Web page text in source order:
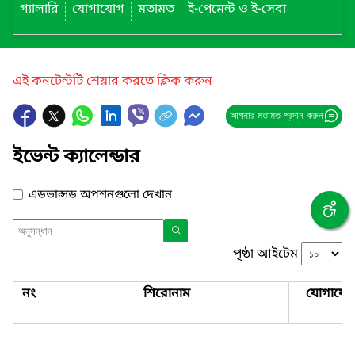
গ্যালারি
যোগাযোগ মতামত ই-পেমেন্ট ও ই-সেবা
এই কনটেন্টটি শেয়ার করতে ক্লিক করুন
আপনার মতামত প্রদান করুন
ইভেন্ট ক্যালেন্ডার
এডভান্সড অপশনগুলো দেখান
পৃষ্ঠা আইটেম
নং শিরোনাম